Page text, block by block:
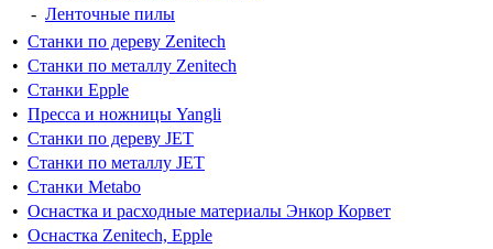
- Ленточные пилы
• Cтанки по дереву Zenitech
• Cтанки по металлу Zenitech
• Станки Epple
• Пресса и ножницы Yangli
• Станки по дереву JET
• Станки по металлу JET
• Станки Metabo
• Оснастка и расходные материалы Энкор Корвет
• Оснастка Zenitech, Epple